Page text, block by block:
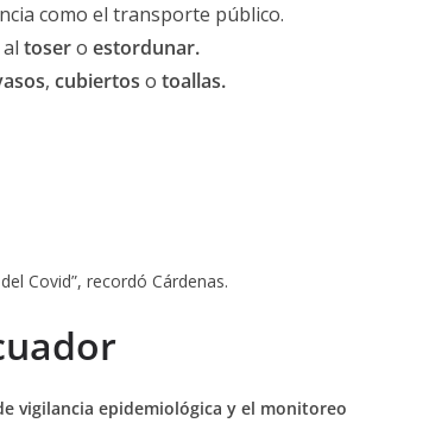
como el transporte público.
tosero estordunar.
, cubiertos o toallas.
Covid”, recordó Cárdenas.
vigilancia epidemiológica y el monitoreo